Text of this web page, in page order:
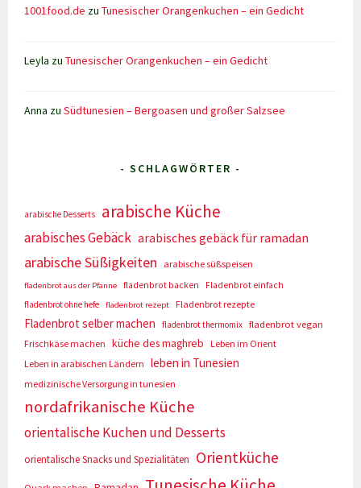
1001food.de zuTunesischer Orangenkuchen – ein Gedicht
Leyla zuTunesischer Orangenkuchen – ein Gedicht
Anna zuSüdtunesien – Bergoasen und großer Salzsee
- SCHLAGWÖRTER -
arabische Desserts arabische Küche
arabisches Gebäck arabisches gebäck für ramadan
arabische Süßigkeiten arabische süßspeisen
fladenbrot aus der Pfanne fladenbrot backen
Fladenbrot einfach
fladenbrot ohne hefe
fladenbrot rezept Fladenbrot rezepte
Fladenbrot selber machen fladenbrot thermomix fladenbrot vegan
Frischkäse machen
küche des maghreb
Leben im Orient
Leben in arabischen Ländern
leben in Tunesien
medizinische Versorgung in tunesien
nordafrikanische Küche
orientalische Kuchen und Desserts
orientalische Snacks und Spezialitäten Orientküche